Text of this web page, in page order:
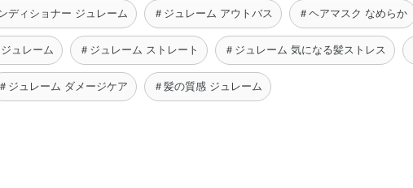
ディショナー ジュレーム ＃ジュレーム アウトバス ＃ヘアマスク なめらか
ュレーム ＃ジュレーム ストレート ＃ジュレーム 気になる髪ストレス
＃ジュレーム ダメージケア ＃髪の質感 ジュレーム